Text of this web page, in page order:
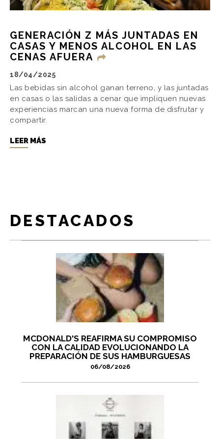
GENERACIÓN Z MÁS JUNTADAS EN
CASAS Y MENOS ALCOHOL EN LAS
CENAS AFUERA
18/04/2025
Las bebidas sin alcohol ganan terreno, y las juntadas
en casas o las salidas a cenar que impliquen nuevas
experiencias marcan una nueva forma de disfrutar y
compartir.
LEER MÁS
DESTACADOS
MCDONALD'S REAFIRMA SU COMPROMISO
CON LA CALIDAD EVOLUCIONANDO LA
PREPARACIÓN DE SUS HAMBURGUESAS
06/08/2026